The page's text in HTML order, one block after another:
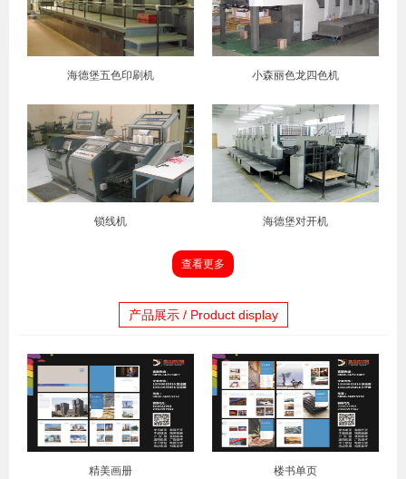
海德堡五色印刷机 小森丽色龙四色机
锁线机 海德堡对开机
查看更多
产品展示 / Product display
精美画册 楼书单页